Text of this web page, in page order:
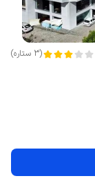
(
3 ستاره)